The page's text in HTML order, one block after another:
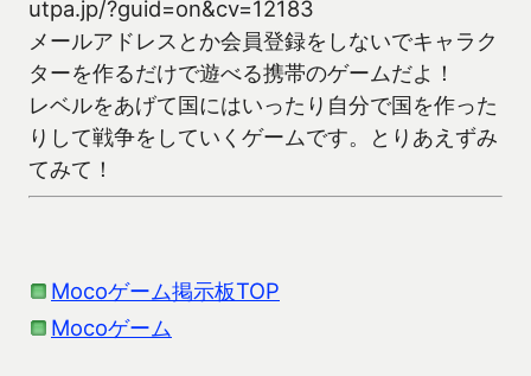
utpa.jp/?guid=on&cv=12183
メールアドレスとか会員登録をしないでキャラク
ターを作るだけで遊べる携帯のゲームだよ！
レベルをあげて国にはいったり自分で国を作った
りして戦争をしていくゲームです。とりあえずみ
てみて！
Mocoゲーム掲示板TOP
Mocoゲーム